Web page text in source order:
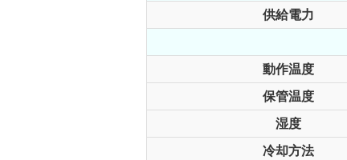
供給電力
動作温度
保管温度
湿度
冷却方法